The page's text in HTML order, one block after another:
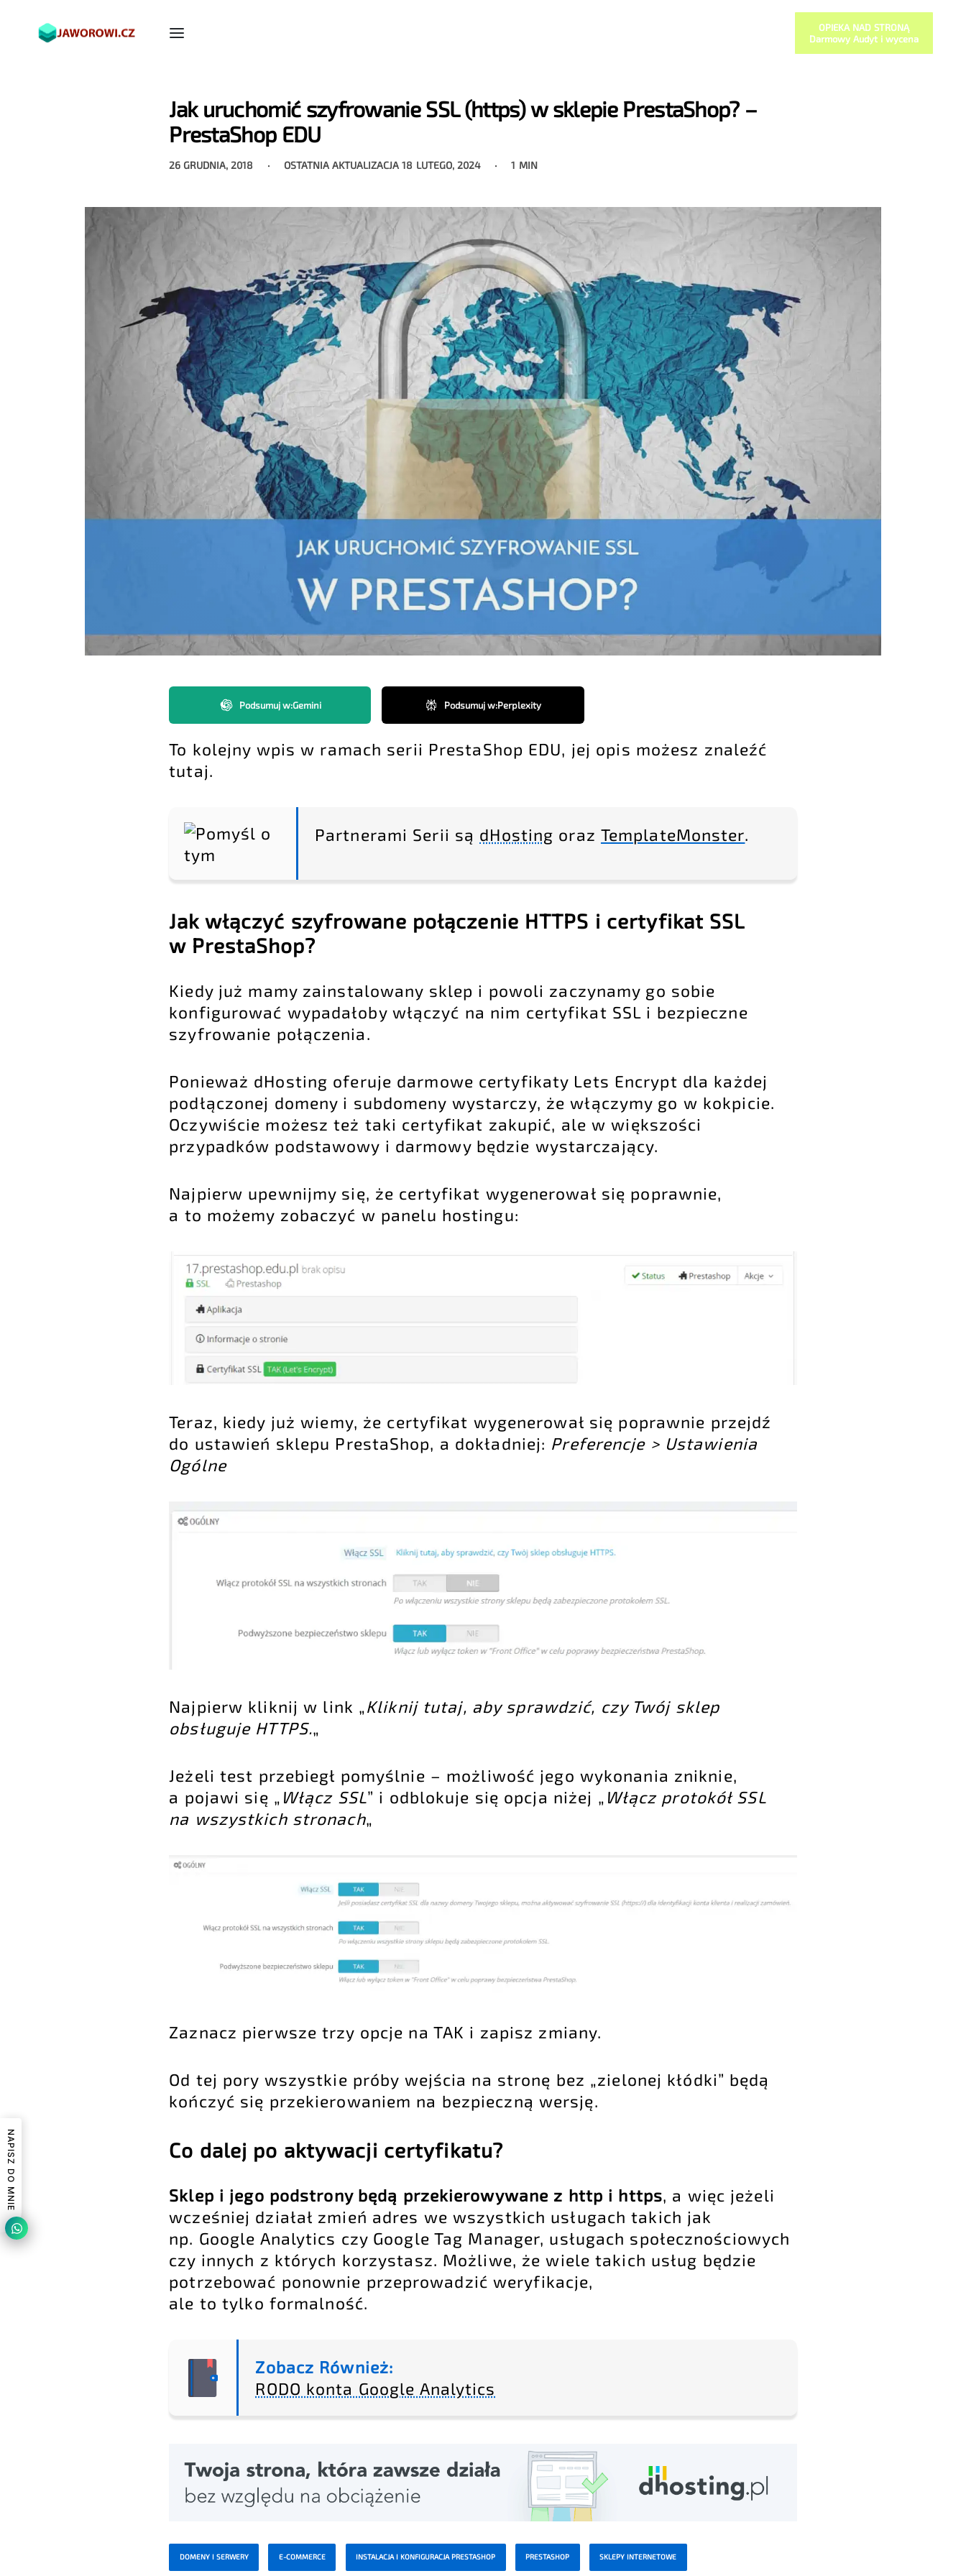
OPIEKA NAD STRONĄ
Darmowy Audyt i wycena
Jak uruchomić szyfrowanie SSL (https) w sklepie PrestaShop? –
PrestaShop EDU
26 GRUDNIA, 2018 OSTATNIA AKTUALIZACJA18 LUTEGO, 2024 1 MIN
Podsumuj w:Gemini Podsumuj w:Perplexity
To kolejny wpis w ramach serii PrestaShop EDU, jej opis możesz znaleźć
tutaj.
Partnerami Serii są dHosting oraz TemplateMonster.
Jak włączyć szyfrowane połączenie HTTPS i certyfikat SSL
w PrestaShop?
Kiedy już mamy zainstalowany sklep i powoli zaczynamy go sobie
konfigurować wypadałoby włączyć na nim certyfikat SSL i bezpieczne
szyfrowanie połączenia.
Ponieważ dHosting oferuje darmowe certyfikaty Lets Encrypt dla każdej
podłączonej domeny i subdomeny wystarczy, że włączymy go w kokpicie.
Oczywiście możesz też taki certyfikat zakupić, ale w większości
przypadków podstawowy i darmowy będzie wystarczający.
Najpierw upewnijmy się, że certyfikat wygenerował się poprawnie,
a to możemy zobaczyć w panelu hostingu:
Teraz, kiedy już wiemy, że certyfikat wygenerował się poprawnie przejdź
do ustawień sklepu PrestaShop, a dokładniej: Preferencje > Ustawienia
Ogólne
Najpierw kliknij w link „Kliknij tutaj, aby sprawdzić, czy Twój sklep
obsługuje HTTPS.„
Jeżeli test przebiegł pomyślnie – możliwość jego wykonania zniknie,
a pojawi się „ Włącz SSL” i odblokuje się opcja niżej „ Włącz protokół SSL
na wszystkich stronach„
Zaznacz pierwsze trzy opcje na TAK i zapisz zmiany.
Od tej pory wszystkie próby wejścia na stronę bez „zielonej kłódki” będą
kończyć się przekierowaniem na bezpieczną wersję.
Co dalej po aktywacji certyfikatu?
Sklep i jego podstrony będą przekierowywane z http i https, a więc jeżeli
wcześniej działał zmień adres we wszystkich usługach takich jak
np. Google Analytics czy Google Tag Manager, usługach społecznościowych
czy innych z których korzystasz. Możliwe, że wiele takich usług będzie
potrzebować ponownie przeprowadzić weryfikacje,
ale to tylko formalność.
Zobacz Również:
RODO konta Google Analytics
DOMENY I SERWERY E-COMMERCE INSTALACJA I KONFIGURACJA PRESTASHOP PRESTASHOP SKLEPY INTERNETOWE
NAPISZ DO MNIE